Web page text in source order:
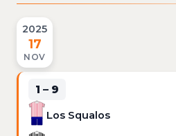
2025
17
NOV
1 – 9
Los Squalos